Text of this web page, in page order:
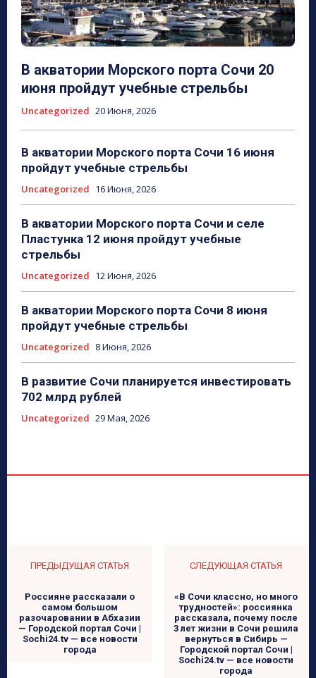
В акватории Морского порта Сочи 20
июня пройдут учебные стрельбы
Uncategorized 20 Июня, 2026
В акватории Морского порта Сочи 16 июня
пройдут учебные стрельбы
Uncategorized 16 Июня, 2026
В акватории Морского порта Сочи и селе
Пластунка 12 июня пройдут учебные
стрельбы
Uncategorized 12 Июня, 2026
В акватории Морского порта Сочи 8 июня
пройдут учебные стрельбы
Uncategorized 8 Июня, 2026
В развитие Сочи планируется инвестировать
702 млрд рублей
Uncategorized 29 Мая, 2026
ПРЕДЫДУЩАЯ СТАТЬЯ
Россияне рассказали о
самом большом
разочаровании в Абхазии
— Городской портал Сочи |
Sochi24.tv — все новости
города
СЛЕДУЮЩАЯ СТАТЬЯ
«В Сочи классно, но много
трудностей»: россиянка
рассказала, почему после
3 лет жизни в Сочи решила
вернуться в Сибирь —
Городской портал Сочи |
Sochi24.tv — все новости
города